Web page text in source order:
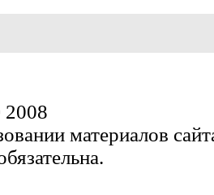
материалов